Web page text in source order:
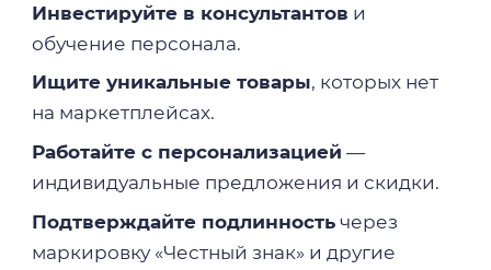
Инвестируйте в консультантов и
обучение персонала.
Ищите уникальные товары, которых нет
на маркетплейсах.
Работайте с персонализацией —
индивидуальные предложения и скидки.
Подтверждайте подлинностьчерез
маркировку «Честный знак» и другие